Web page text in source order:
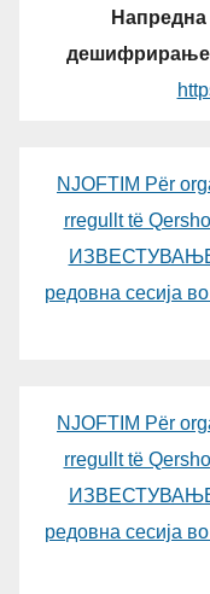
дешифрирање
NJOFTIM Për
rregullt të
ИЗВЕСТУВАЊЕ
редовна сесија
NJOFTIM Për
rregullt të
ИЗВЕСТУВАЊЕ
редовна сесија